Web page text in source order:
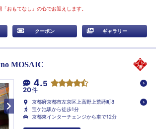
おもてなし」の心でお迎えします。
クーポン ギャラリー
MOSAIC
4.5
20件
京都府京都市左京区上高野上荒蒔町8
宝ケ池駅から徒歩1分
京都東インターチェンジから車で12分